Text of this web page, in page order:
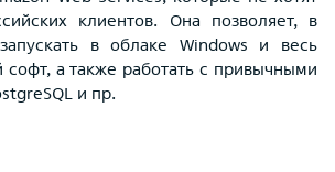
клиентов. Она позволяет, в
в облаке Windows и весь
софт, а также работать с привычными
и пр.